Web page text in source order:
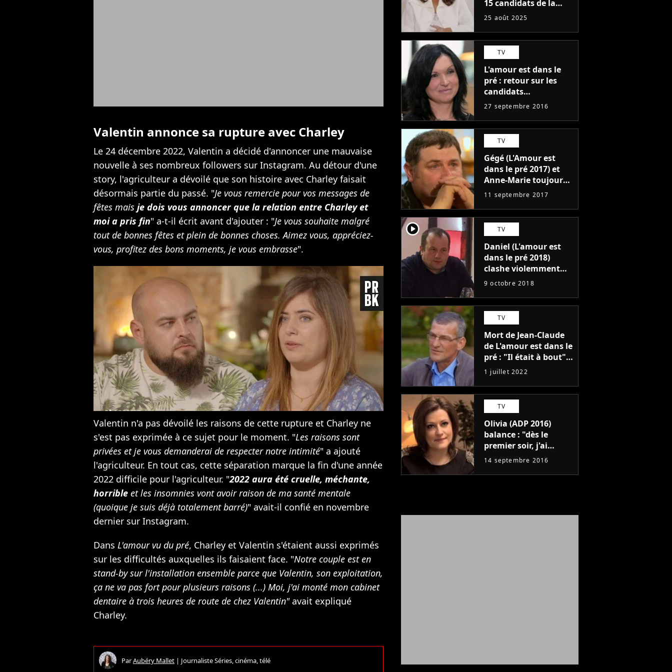
Valentin annonce sa rupture avec Charley
Le 24 décembre 2022, Valentin a décidé d'annoncer une mauvaise
nouvelle à ses nombreux followers sur Instagram. Au détour d'une
story, l'agriculteur a dévoilé que son histoire avec Charley faisait
désormais partie du passé. "Je vous remercie pour vos messages de
fêtes mais je dois vous annoncer que la relation entre Charley et
moi a pris fin" a-t-il écrit avant d'ajouter : "Je vous souhaite malgré
tout de bonnes fêtes et plein de bonnes choses. Aimez vous, appréciez-
vous, profitez des bons moments, je vous embrasse".
Valentin n'a pas dévoilé les raisons de cette rupture et Charley ne
s'est pas exprimée à ce sujet pour le moment. "Les raisons sont
privées et je vous demanderai de respecter notre intimité" a ajouté
l'agriculteur. En tout cas, cette séparation marque la fin d'une année
2022 difficile pour l'agriculteur. "2022 aura été cruelle, méchante,
horrible et les insomnies vont avoir raison de ma santé mentale
(quoique je suis déjà totalement barré)" avait-il confié en novembre
dernier sur Instagram.
Dans L'amour vu du pré, Charley et Valentin s'étaient aussi exprimés
sur les difficultés auxquelles ils faisaient face. "Notre couple est en
stand-by sur l'installation ensemble parce que Valentin, son exploitation,
ça ne va pas fort pour plusieurs raisons (...) Moi, j'ai monté mon cabinet
dentaire à trois heures de route de chez Valentin"avait expliqué
Charley.
ParAubéry Mallet | Journaliste Séries, cinéma, télé
15 candidats de la
saison 20 ? Découvrez
nouveaux
agriculteurs
célibataires
25 août 2025
TV
L'amour est dans le
pré : retour sur les
candidats
mécontents du
montage ces
dernières saisons
27 septembre 2016
TV
Gégé (L'Amour est
dans le pré 2017) et
Anne-Marie toujours
en couple ? Le spoile
de l'agriculteur
11 septembre 2017
player2 TV
Daniel (L'amour est
dans le pré 2018)
clashe violemment
Lydia et provoque la
9 octobre 2018
TV
Mort de Jean-Claude
de L'amour est dans le
pré : "Il était à bout",
un proche révèle les
raisons de son suicide
1 juillet 2022
TV
Olivia (ADP 2016)
balance : "dès le
premier soir, j'ai
surpris Jean-Paul et
Marie"
14 septembre 2016